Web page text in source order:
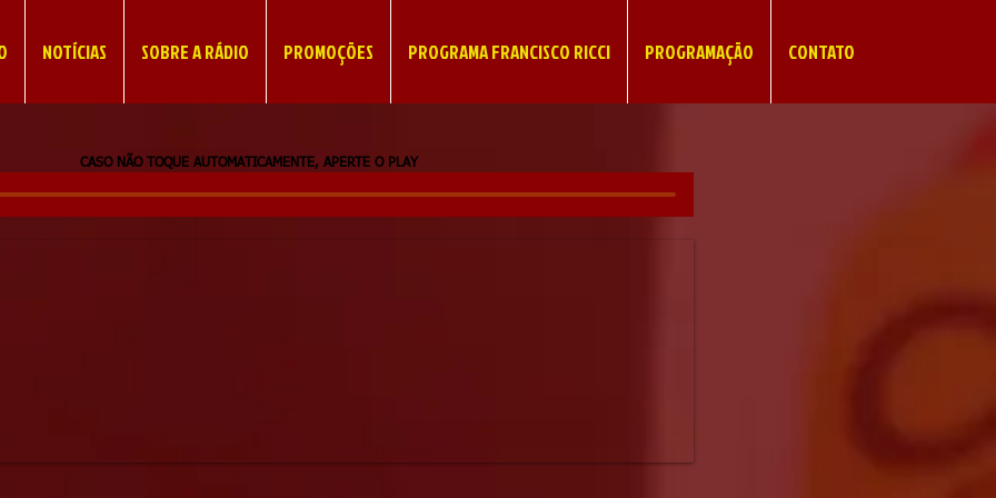
NOTÍCIAS SOBRE A RÁDIO PROMOÇÕES PROGRAMA FRANCISCO RICCI PROGRAMAÇÃO CONTATO
CASO NÃO TOQUE AUTOMATICAMENTE, APERTE O PLAY